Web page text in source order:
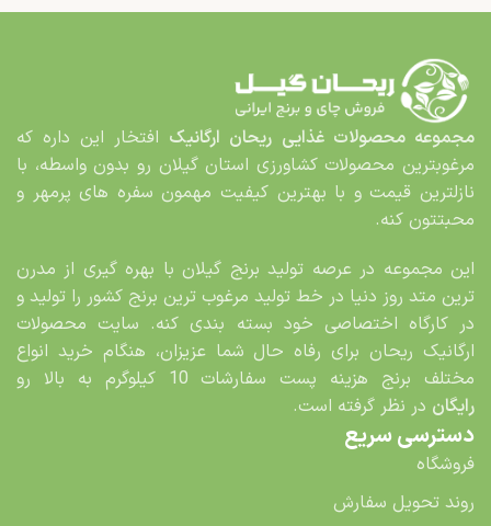
مجموعه محصولات غذایی ریحان ارگانیک افتخار این داره که
مرغوب­ترین محصولات کشاورزی استان گیلان رو بدون واسطه، با
نازلترین قیمت و با بهترین کیفیت مهمون سفره های پرمهر و
محبت­تون کنه.
این مجموعه در عرصه تولید برنج گیلان با بهره گیری از مدرن
ترین متد روز دنیا در خط تولید مرغوب ترین برنج کشور را تولید و
در کارگاه اختصاصی خود بسته بندی کنه. سایت محصولات
ارگانیک ریحان برای رفاه حال شما عزیزان، هنگام خرید انواع
مختلف برنج هزینه پست سفارشات 10 کیلوگرم به بالا رو
رایگان در نظر گرفته است.
دسترسی سریع
فروشگاه
روند تحویل سفارش